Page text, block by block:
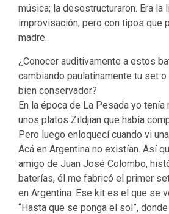
música; la desestructuraron. Era la
improvisación, pero con tipos que
madre.
¿Conocer auditivamente a estos
cambiando paulatinamente tu set
bien conservador?
En la época de La Pesada yo tenía
unos platos Zildjian que había
Pero luego enloquecí cuando vi
Acá en Argentina no existían. Así
amigo de Juan José Colombo,
baterías, él me fabricó el primer
en Argentina. Ese kit es el que se
“Hasta que se ponga el sol”,